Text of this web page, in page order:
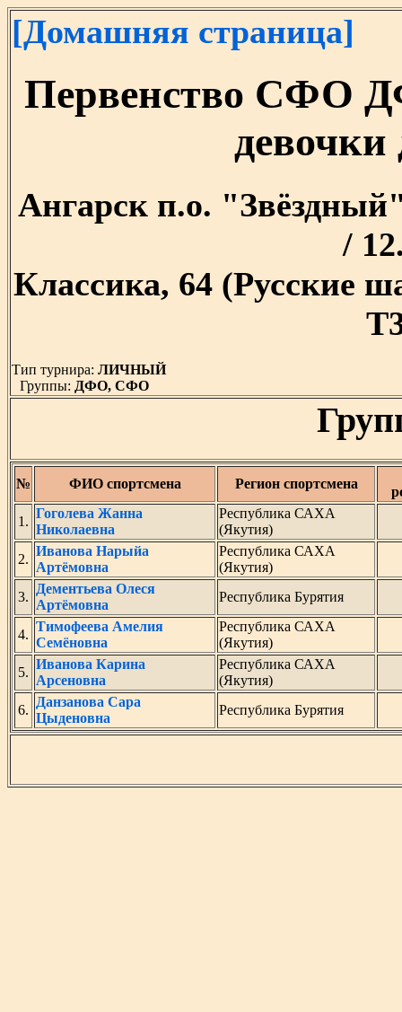
[Домашняя страница]
Первенство СФО
девочки
Ангарск п.о.
/
Классика, 64 (Русские
Тип турнира: ЛИЧНЫЙ
Группы: ДФО, СФО
№ ФИО спортсмена Регион спортсмена
1.
Гоголева Жанна
Николаевна
Республика САХА
(Якутия)
2.
Иванова Нарыйа
Артёмовна
Республика САХА
(Якутия)
3.
Дементьева Олеся
Артёмовна
Республика Бурятия
4.
Тимофеева Амелия
Семёновна
Республика САХА
(Якутия)
5.
Иванова Карина
Арсеновна
Республика САХА
(Якутия)
6.
Данзанова Сара
Цыденовна
Республика Бурятия